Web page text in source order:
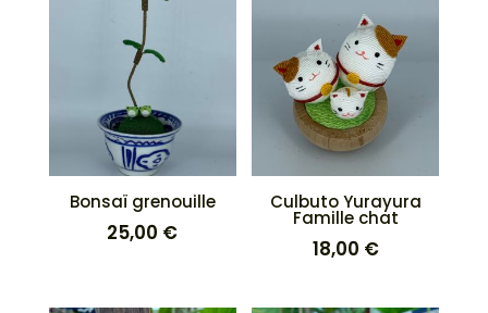
Bonsaï grenouille
25,00 €
Culbuto Yurayura
Famille chat
18,00 €